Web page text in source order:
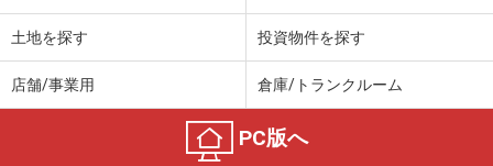
土地を探す 投資物件を探す
店舗/事業用 倉庫/トランクルーム
PC版へ